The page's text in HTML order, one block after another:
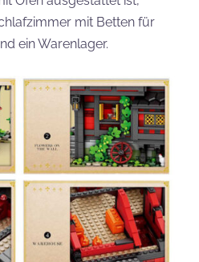
mit Betten für
ein Warenlager.